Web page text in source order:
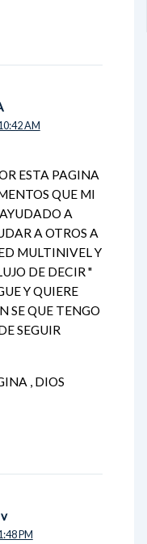
AM
ESTA PAGINA
QUE MI
A
A OTROS A
MULTINIVEL Y
DE DECIR "
Y QUIERE
SE QUE TENGO
SEGUIR
, DIOS
PM